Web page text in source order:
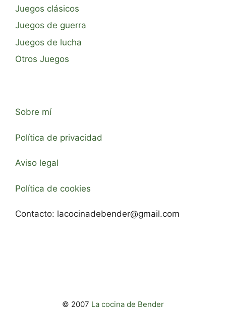
Juegos clásicos
Juegos de guerra
Juegos de lucha
Otros Juegos
Sobre mí
Política de privacidad
Aviso legal
Política de cookies
Contacto: lacocinadebender@gmail.com
© 2007 La cocina de Bender